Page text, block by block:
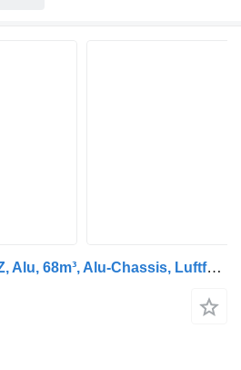
General Trailer TF34CZ, Alu, 68m³, Alu-Chassis, Luftfederung